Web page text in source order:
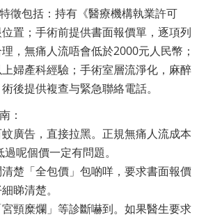
徵包括：持有《醫療機構執業許可
置；手術前提供書面報價單，逐項列
，無痛人流唔會低於2000元人民幣；
婦產科經驗；手術室層流淨化，麻醉
後提供複查与緊急聯絡電話。
：
廣告，直接拉黑。正規無痛人流成本
呢個價一定有問題。
楚「全包價」包啲咩，要求書面報價
睇清楚。
頸糜爛」等診斷嚇到。如果醫生要求